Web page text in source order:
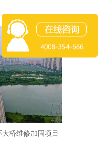
桥维修加固项目